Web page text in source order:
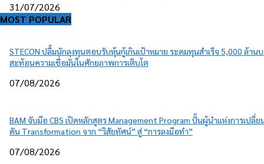
31/07/2026
MOST POPULAR
STECON ปลื้มนักลงทุนตอบรับหุ้นกู้เกินเป้าหมาย ระดมทุนสำเร็จ 5,000 ล้าน
สะท้อนความเชื่อมั่นในศักยภาพการเติบโต
07/08/2026
BAM จับมือ CBS เปิดหลักสูตร Management Program ปั้นผู้นำแห่งการเปลี่ย
ดัน Transformation จาก “วิสัยทัศน์” สู่ “การลงมือทำ”
07/08/2026